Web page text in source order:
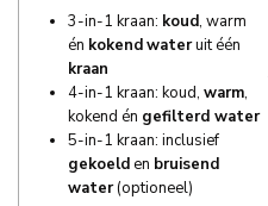
3-in-1 kraan: koud, warm
én kokendwateruit één
kraan
4-in-1 kraan: koud, warm,
kokend én gefilterd water
5-in-1 kraan: inclusief
gekoelden bruisend
water(optioneel)